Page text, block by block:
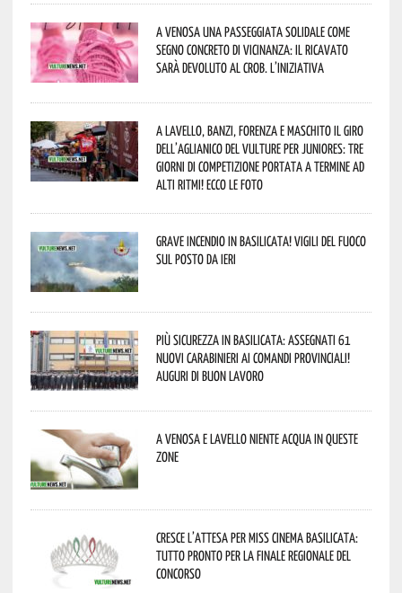
A Venosa una passeggiata solidale come
segno concreto di vicinanza: il ricavato
sarà devoluto al CROB. L’iniziativa
A Lavello, Banzi, Forenza e Maschito il Giro
dell’Aglianico del Vulture per juniores: tre
giorni di competizione portata a termine ad
alti ritmi! Ecco le foto
Grave incendio in Basilicata! Vigili del fuoco
sul posto da ieri
Più sicurezza in Basilicata: assegnati 61
nuovi Carabinieri ai Comandi provinciali!
Auguri di buon lavoro
A Venosa e Lavello niente acqua in queste
zone
Cresce l’attesa per Miss Cinema Basilicata:
tutto pronto per la finale regionale del
concorso